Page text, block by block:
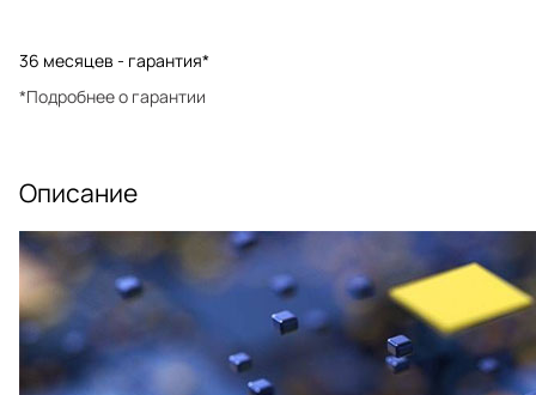
36 месяцев - гарантия*
*Подробнее о гарантии
Описание